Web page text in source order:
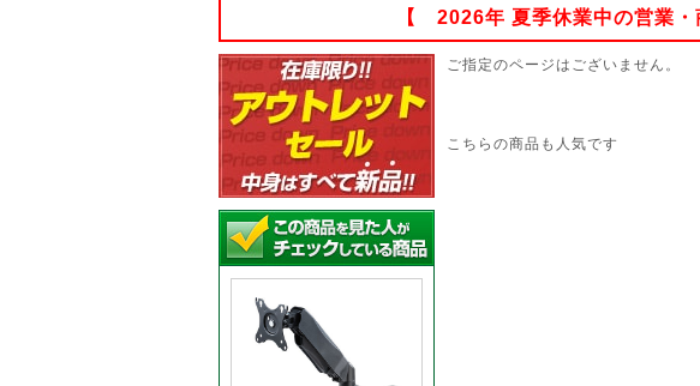
【 2026年 夏季休業中の営業
ご指定のページはございません。
こちらの商品も人気です